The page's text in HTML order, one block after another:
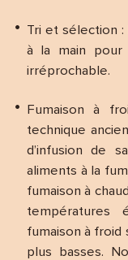
Tri et sélection
à la main pour
irréprochable.
Fumaison à
technique
d’infusion de
aliments à la
fumaison à
températures
fumaison à
plus basses.